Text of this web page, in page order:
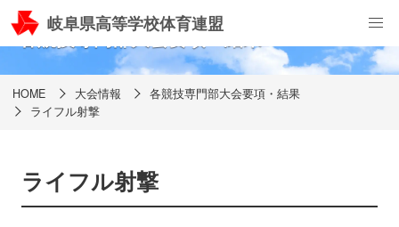
岐阜県高等学校体育連盟
各競技専門部大会要項・結果
HOME 大会情報
各競技専門部大会要項・結果
ライフル射撃
ライフル射撃